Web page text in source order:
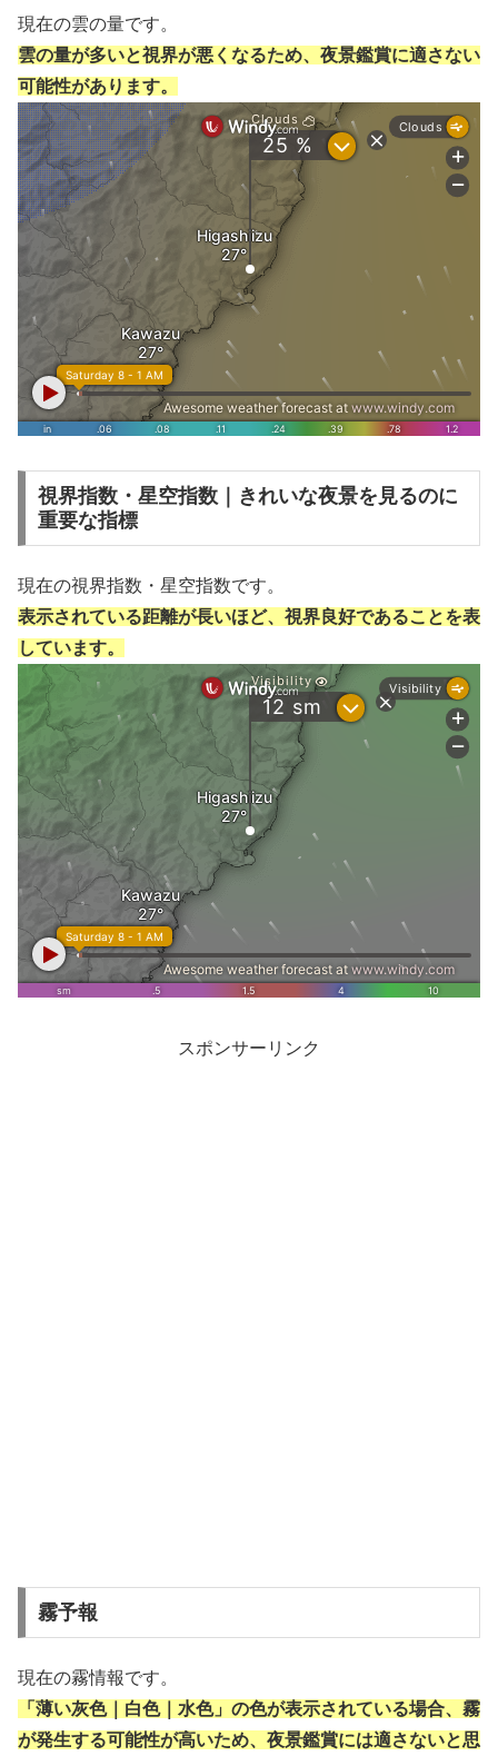
現在の雲の量です。
雲の量が多いと視界が悪くなるため、夜景鑑賞に適さない
可能性があります。
視界指数・星空指数｜きれいな夜景を見るのに
重要な指標
現在の視界指数・星空指数です。
表示されている距離が長いほど、視界良好であることを表
しています。
スポンサーリンク
霧予報
現在の霧情報です。
「薄い灰色｜白色｜水色」の色が表示されている場合、霧
が発生する可能性が高いため、夜景鑑賞には適さないと思